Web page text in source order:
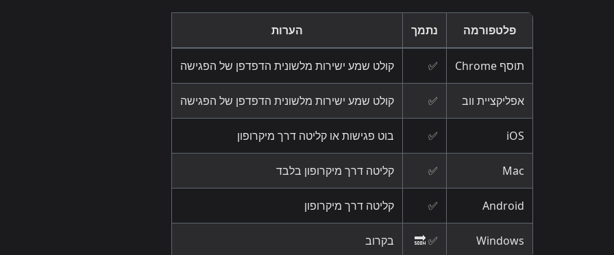
פלטפורמה נתמך הערות
תוסף Chrome ✅ קולט שמע ישירות מלשונית הדפדפן של הפגישה
אפליקציית ווב ✅ קולט שמע ישירות מלשונית הדפדפן של הפגישה
iOS
✅ בוט פגישות או קליטה דרך מיקרופון
Mac
✅ קליטה דרך מיקרופון בלבד
Android
✅ קליטה דרך מיקרופון
Windows
✅ 🔜 בקרוב